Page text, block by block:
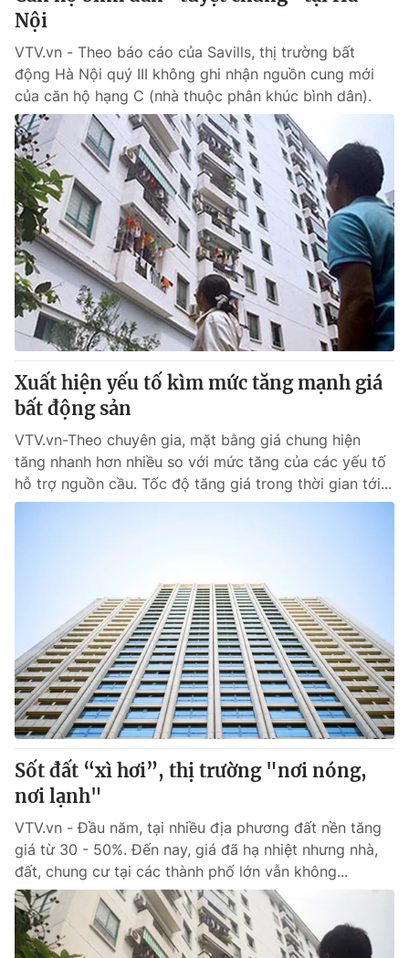
Nội
VTV.vn - Theo báo cáo của Savills, thị trường bất
động Hà Nội quý III không ghi nhận nguồn cung mới
của căn hộ hạng C (nhà thuộc phân khúc bình dân).
Xuất hiện yếu tố kìm mức tăng mạnh giá
bất động sản
VTV.vn-Theo chuyên gia, mặt bằng giá chung hiện
tăng nhanh hơn nhiều so với mức tăng của các yếu tố
hỗ trợ nguồn cầu. Tốc độ tăng giá trong thời gian tới...
Sốt đất “xì hơi”, thị trường "nơi nóng,
nơi lạnh"
VTV.vn - Đầu năm, tại nhiều địa phương đất nền tăng
giá từ 30 - 50%. Đến nay, giá đã hạ nhiệt nhưng nhà,
đất, chung cư tại các thành phố lớn vẫn không...